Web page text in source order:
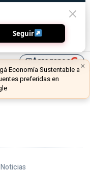
library_addAgreganos
Noticias
Seguir